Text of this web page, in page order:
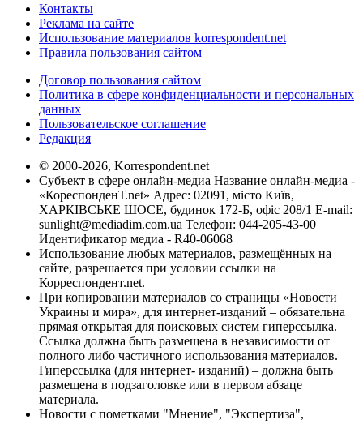
Контакты
Реклама на сайте
Использование материалов korrespondent.net
Правила пользования сайтом
Договор пользования сайтом
Политика в сфере конфиденциальности и персональных
данных
Пользовательское соглашение
Редакция
© 2000-2026, Korrespondent.net
Субъект в сфере онлайн-медиа Название онлайн-медиа -
«КореспонденТ.net» Адрес: 02091, місто Київ,
ХАРКІВСЬКЕ ШОСЕ, будинок 172-Б, офіс 208/1 E-mail:
sunlight@mediadim.com.ua Телефон: 044-205-43-00
Идентификатор медиа - R40-06068
Использование любых материалов, размещённых на
сайте, разрешается при условии ссылки на
Корреспондент.net.
При копировании материалов со страницы «Новости
Украины и мира», для интернет-изданий – обязательна
прямая открытая для поисковых систем гиперссылка.
Ссылка должна быть размещена в независимости от
полного либо частичного использования материалов.
Гиперссылка (для интернет- изданий) – должна быть
размещена в подзаголовке или в первом абзаце
материала.
Новости с пометками "Мнение", "Экспертиза",